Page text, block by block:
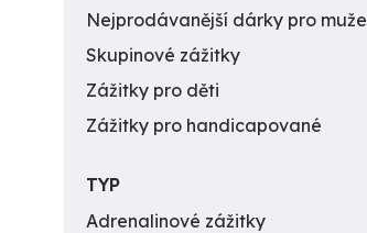
Nejprodávanější dárky pro muže
Skupinové zážitky
Zážitky pro děti
Zážitky pro handicapované
TYP
Adrenalinové zážitky